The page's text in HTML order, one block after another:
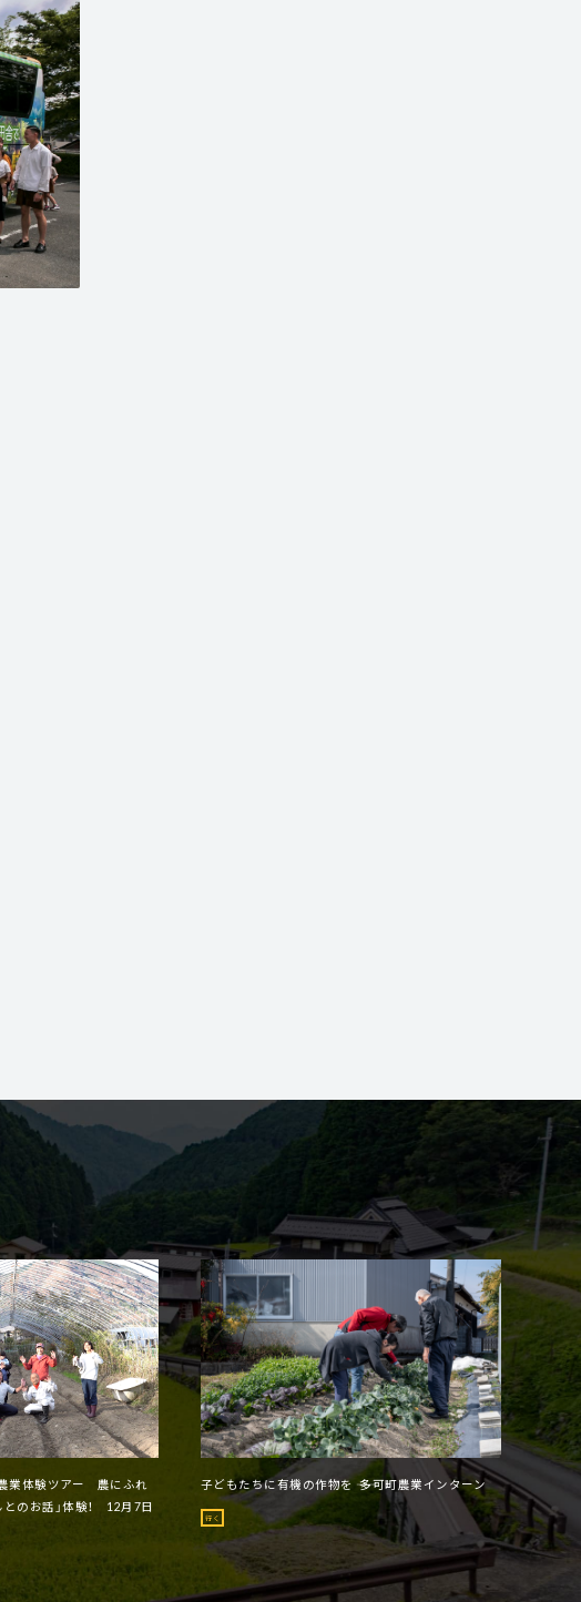
業体験ツアー 農にふれ
とのお話」体験！ 12月7日
子どもたちに有機の作物を ―― 多可町農業インターン
行く